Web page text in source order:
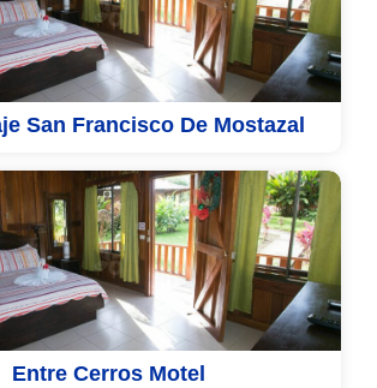
San Francisco De Mostazal
Entre Cerros Motel